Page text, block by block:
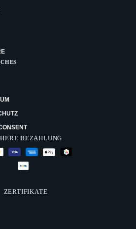
BEZAHLUNG
ZERTIFIKATE